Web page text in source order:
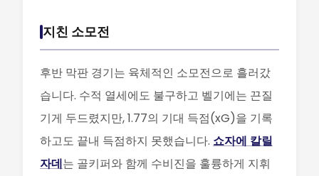
지친 소모전
후반 막판 경기는 육체적인 소모전으로 흘러갔
습니다. 수적 열세에도 불구하고 벨기에는 끈질
기게 두드렸지만, 1.77의 기대 득점(xG)을 기록
하고도 끝내 득점하지 못했습니다. 쇼자에 칼릴
자데는 골키퍼와 함께 수비진을 훌륭하게 지휘